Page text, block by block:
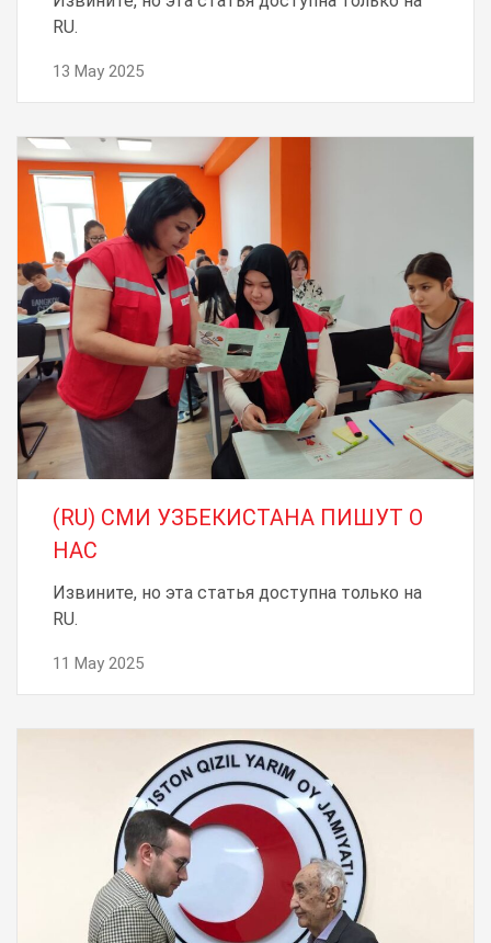
RU.
13 May 2025
(RU) СМИ УЗБЕКИСТАНА ПИШУТ О
НАС
Извините, но эта статья доступна только на
RU.
11 May 2025